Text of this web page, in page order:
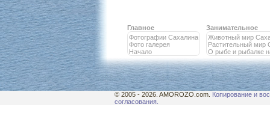
Главное
Фотографии Сахалина
Фото галерея
Начало
Занимательное
Животный мир
Растительный мир
О рыбе и рыбалке
© 2005 - 2026. AMOROZO.com. Копирование и
согласования.